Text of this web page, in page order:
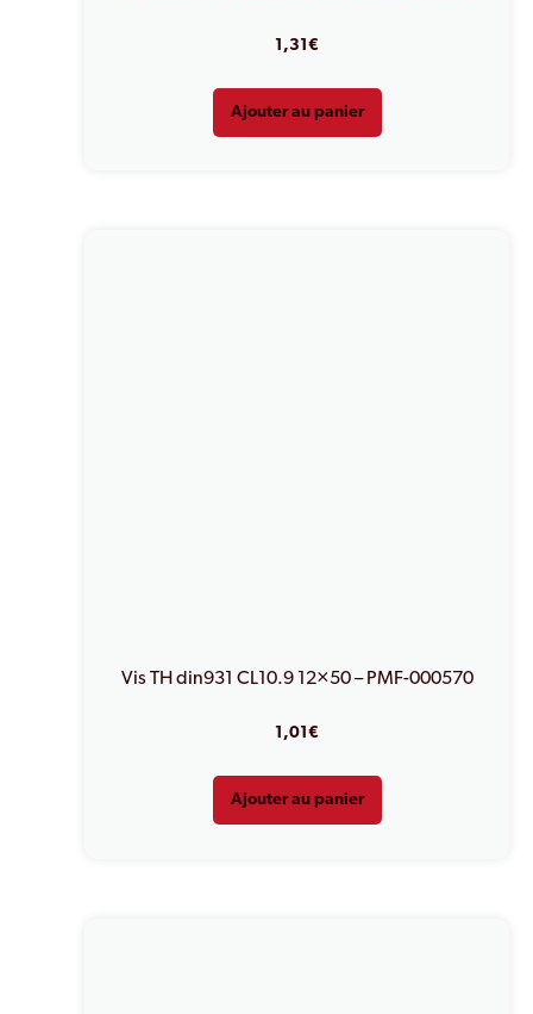
1,31€
Ajouter au panier
Vis TH din931 CL10.9 12×50 – PMF-000570
1,01€
Ajouter au panier